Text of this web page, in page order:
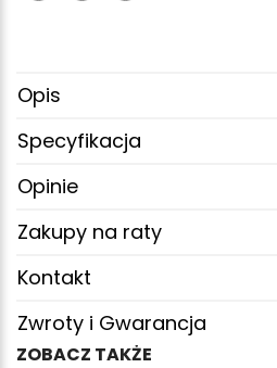
Opis
Specyfikacja
Opinie
Zakupy na raty
Kontakt
Zwroty i Gwarancja
ZOBACZ TAKŻE